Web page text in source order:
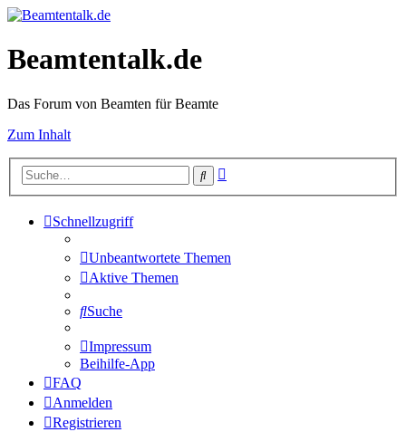
Beamtentalk.de
Das Forum von Beamten für Beamte
Zum Inhalt
Suche
Schnellzugriff
Unbeantwortete Themen
Aktive Themen
Suche
Impressum
Beihilfe-App
FAQ
Anmelden
Registrieren